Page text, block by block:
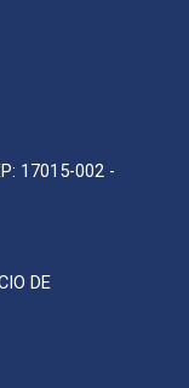
17015-002 -
DE